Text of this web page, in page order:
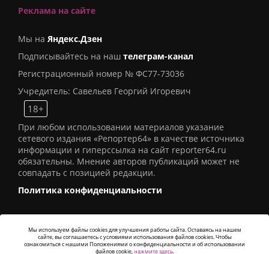
Реклама на сайте
Мы на Яндекс.Дзен
Подписывайтесь на наш телеграм-канал
Регистрационный номер № ФС77-73036
Учредитель: Савельев Георгий Игоревич
18+
При любом использовании материалов указание
сетевого издания «Репортер64» в качестве источника
информации и гиперссылка на сайт reporter64.ru
обязательны. Мнение авторов публикаций может не
совпадать с позицией редакции.
Политика конфиденциальности
© 2016СИ «Репортер64». Все права защищены -
Мы используем файлы cookies для улучшения работы сайта. Оставаясь на нашем
сайте, вы соглашаетесь с условиями использования файлов cookies. Чтобы
ознакомиться с нашими Положениями о конфиденциальности и об использовании
файлов cookie,нажмите здесь.